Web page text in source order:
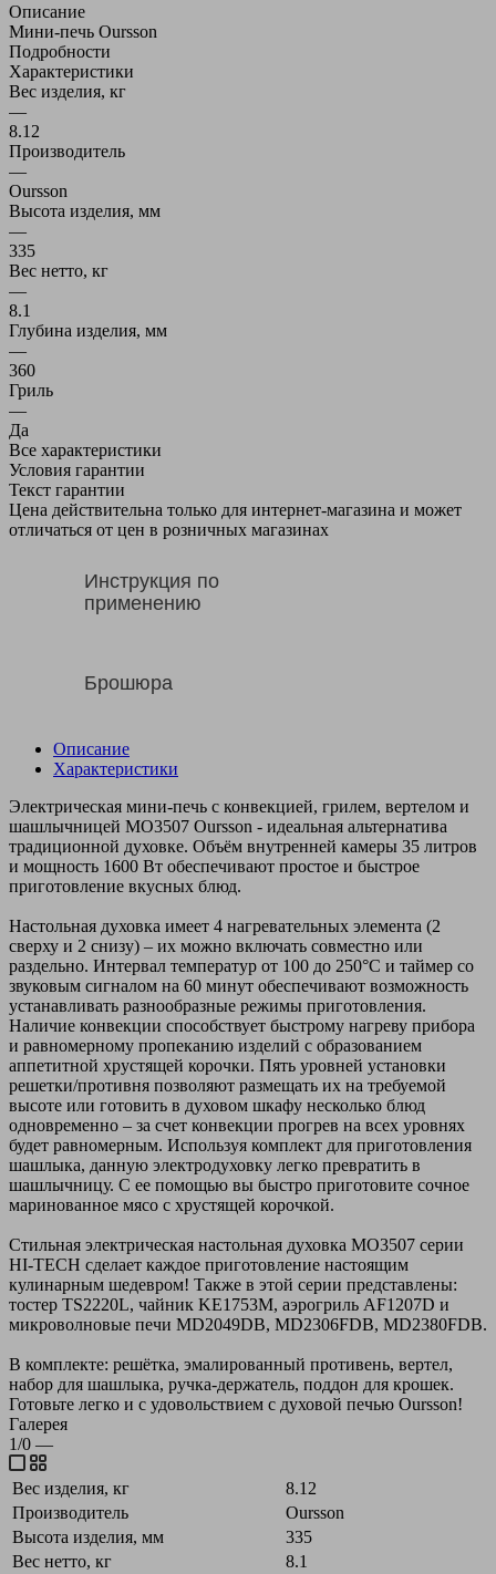
Описание
Мини-печь Oursson
Подробности
Характеристики
Вес изделия, кг
—
8.12
Производитель
—
Oursson
Высота изделия, мм
—
335
Вес нетто, кг
—
8.1
Глубина изделия, мм
—
360
Гриль
—
Да
Все характеристики
Условия гарантии
Текст гарантии
Цена действительна только для интернет-магазина и может
отличаться от цен в розничных магазинах
Инструкция по
применению
Брошюра
Описание
Характеристики
Электрическая мини-печь с конвекцией, грилем, вертелом и
шашлычницей MO3507 Oursson - идеальная альтернатива
традиционной духовке. Объём внутренней камеры 35 литров
и мощность 1600 Вт обеспечивают простое и быстрое
приготовление вкусных блюд.
Настольная духовка имеет 4 нагревательных элемента (2
сверху и 2 снизу) – их можно включать совместно или
раздельно. Интервал температур от 100 до 250°С и таймер со
звуковым сигналом на 60 минут обеспечивают возможность
устанавливать разнообразные режимы приготовления.
Наличие конвекции способствует быстрому нагреву прибора
и равномерному пропеканию изделий с образованием
аппетитной хрустящей корочки. Пять уровней установки
решетки/противня позволяют размещать их на требуемой
высоте или готовить в духовом шкафу несколько блюд
одновременно – за счет конвекции прогрев на всех уровнях
будет равномерным. Используя комплект для приготовления
шашлыка, данную электродуховку легко превратить в
шашлычницу. С ее помощью вы быстро приготовите сочное
маринованное мясо с хрустящей корочкой.
Стильная электрическая настольная духовка МО3507 серии
HI-TECH сделает каждое приготовление настоящим
кулинарным шедевром! Также в этой серии представлены:
тостер TS2220L, чайник KE1753M, аэрогриль AF1207D и
микроволновые печи MD2049DB, MD2306FDB, MD2380FDB.
В комплекте: решётка, эмалированный противень, вертел,
набор для шашлыка, ручка-держатель, поддон для крошек.
Готовьте легко и с удовольствием с духовой печью Oursson!
Галерея
1/0 —
Вес изделия, кг
8.12
Производитель
Oursson
Высота изделия, мм
335
Вес нетто, кг
8.1